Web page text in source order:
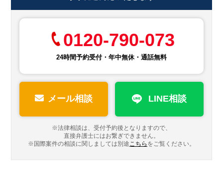
0120-790-073
24時間予約受付・年中無休・通話無料
メール相談 LINE相談
※法律相談は、受付予約後となりますので、
直接弁護士にはお繋ぎできません。
※国際案件の相談に関しましては別途 こちら をご覧ください。